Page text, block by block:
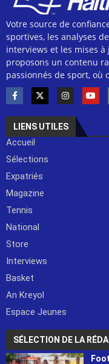
Votre source de
sportives, les analyses
interviews et les mises
proposons un contenu
passionnés de sport, où
LIENS UTILES
Accueil
Sélections
Expatriés
Magazine
Tennis
National
Store
Interviews
Basket
An Kreyol
Espace Jeunes
SÉLECTION DE LA